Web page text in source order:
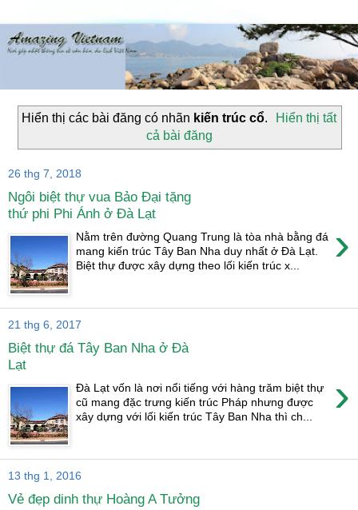
Hiển thị các bài đăng có nhãn kiến trúc cổ.
Hiển thị tất
cả bài đăng
26 thg 7, 2018
Ngôi biệt thự vua Bảo Đại tặng
thứ phi Phi Ánh ở Đà Lạt
›
Nằm trên đường Quang Trung là tòa nhà bằng đá
mang kiến trúc Tây Ban Nha duy nhất ở Đà Lạt.
Biệt thự được xây dựng theo lối kiến trúc x...
21 thg 6, 2017
Biệt thự đá Tây Ban Nha ở Đà
Lạt
›
Đà Lạt vốn là nơi nổi tiếng với hàng trăm biệt thự
cũ mang đặc trưng kiến trúc Pháp nhưng được
xây dựng với lối kiến trúc Tây Ban Nha thì ch...
13 thg 1, 2016
Vẻ đẹp dinh thự Hoàng A Tưởng